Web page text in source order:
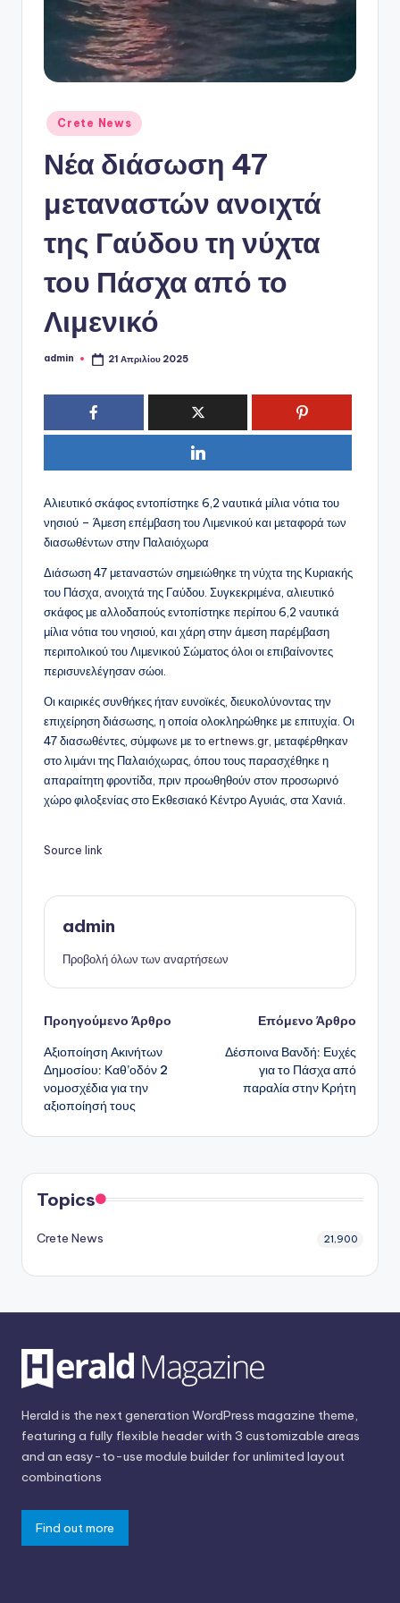
Αναρτήθηκε
σε
Crete News
Νέα διάσωση 47
μεταναστών ανοιχτά
της Γαύδου τη νύχτα
του Πάσχα από το
Λιμενικό
Συγγραφέας:
admin 21 Απριλίου 2025
Αλιευτικό σκάφος εντοπίστηκε 6,2 ναυτικά μίλια νότια του
νησιού – Άμεση επέμβαση του Λιμενικού και μεταφορά των
διασωθέντων στην Παλαιόχωρα
Διάσωση 47 μεταναστών σημειώθηκε τη νύχτα της Κυριακής
του Πάσχα, ανοιχτά της Γαύδου. Συγκεκριμένα, αλιευτικό
σκάφος με αλλοδαπούς εντοπίστηκε περίπου 6,2 ναυτικά
μίλια νότια του νησιού, και χάρη στην άμεση παρέμβαση
περιπολικού του Λιμενικού Σώματος όλοι οι επιβαίνοντες
περισυνελέγησαν σώοι.
Οι καιρικές συνθήκες ήταν ευνοϊκές, διευκολύνοντας την
επιχείρηση διάσωσης, η οποία ολοκληρώθηκε με επιτυχία. Οι
47 διασωθέντες, σύμφωνε με τοertnews.gr, μεταφέρθηκαν
στο λιμάνι της Παλαιόχωρας, όπου τους παρασχέθηκε η
απαραίτητη φροντίδα, πριν προωθηθούν στον προσωρινό
χώρο φιλοξενίας στο Εκθεσιακό Κέντρο Αγυιάς, στα Χανιά.
Source link
admin
Προβολή όλων των αναρτήσεων
Πλοήγηση
δημοσιεύσεων
Προηγούμενο Άρθρο
Αξιοποίηση Ακινήτων
Δημοσίου: Καθ’οδόν 2
νομοσχέδια για την
αξιοποίησή τους
Επόμενο Άρθρο
Δέσποινα Βανδή: Ευχές
για το Πάσχα από
παραλία στην Κρήτη
Topics
Crete News 21,900
Herald is the next generation WordPress magazine theme,
featuring a fully flexible header with 3 customizable areas
and an easy-to-use module builder for unlimited layout
combinations
Find out more